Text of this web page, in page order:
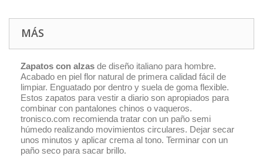
MÁS
Zapatos con alzas de diseño italiano para hombre.
Acabado en piel flor natural de primera calidad fácil de
limpiar. Enguatado por dentro y suela de goma flexible.
Estos zapatos para vestir a diario son apropiados para
combinar con pantalones chinos o vaqueros.
tronisco.com recomienda tratar con un paño semi
húmedo realizando movimientos circulares. Dejar secar
unos minutos y aplicar crema al tono. Terminar con un
paño seco para sacar brillo.